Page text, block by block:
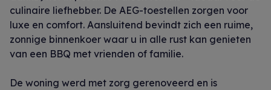
culinaire liefhebber. De AEG-toestellen zorgen voor
luxe en comfort. Aansluitend bevindt zich een ruime,
zonnige binnenkoer waar u in alle rust kan genieten
van een BBQ met vrienden of familie.
De woning werd met zorg gerenoveerd en is